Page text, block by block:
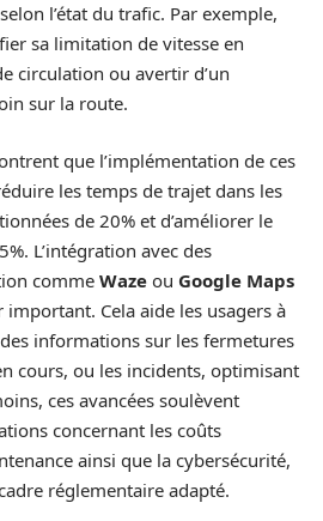
l’état du trafic. Par exemple,
sa limitation de vitesse en
circulation ou avertir d’un
sur la route.
que l’implémentation de ces
les temps de trajet dans les
de 20% et d’améliorer le
L’intégration avec des
comme Waze ou Google Maps
Cela aide les usagers à
informations sur les fermetures
cours, ou les incidents, optimisant
ces avancées soulèvent
concernant les coûts
ainsi que la cybersécurité,
réglementaire adapté.